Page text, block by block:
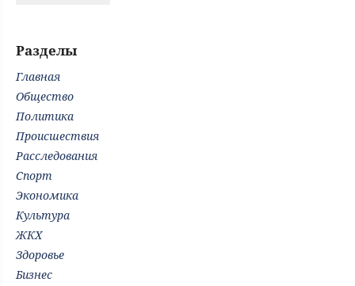
Разделы
Главная
Общество
Политика
Происшествия
Расследования
Спорт
Экономика
Культура
ЖКХ
Здоровье
Бизнес